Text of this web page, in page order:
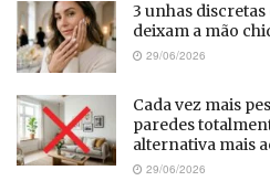
3 unhas
deixam a mão
29/06/2026
Cada vez mais
paredes
alternativa mais
29/06/2026